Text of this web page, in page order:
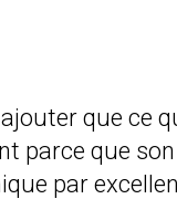
que ce
parce que
par